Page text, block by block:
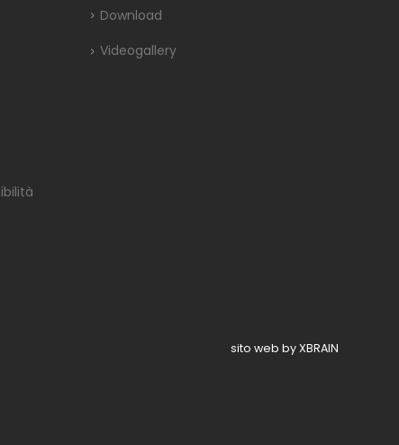
Download
Videogallery
sito web by XBRAIN